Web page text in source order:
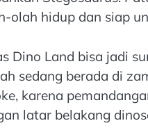
olah hidup dan siap
Dino Land bisa jadi
sedang berada di
karena
latar belakang